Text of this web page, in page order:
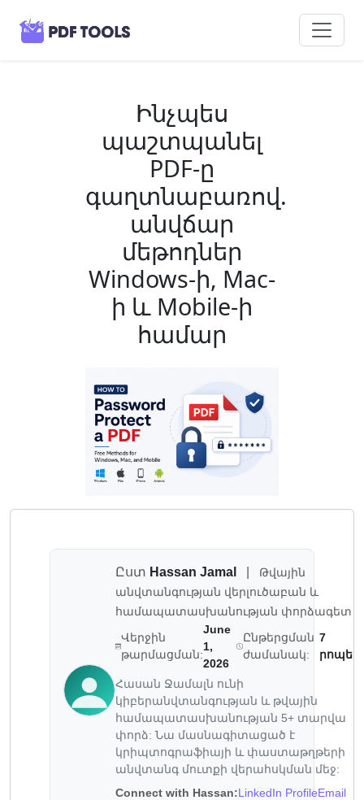
Ինչպես
պաշտպանել
PDF-ը
գաղտնաբառով.
անվճար
մեթոդներ
Windows-ի, Mac-
ի և Mobile-ի
համար
Ըստ Hassan Jamal
Թվային
անվտանգության վերլուծաբան և
համապատասխանության փորձագետ
Վերջին
թարմացման:
June
1,
2026
Ընթերցման
ժամանակ:
7
րոպե
Հասան Ջամալն ունի
կիբերանվտանգության և թվային
համապատասխանության 5+ տարվա
փորձ: Նա մասնագիտացած է
կրիպտոգրաֆիայի և փաստաթղթերի
անվտանգ մուտքի վերահսկման մեջ:
Connect with Hassan:LinkedIn ProfileEmail